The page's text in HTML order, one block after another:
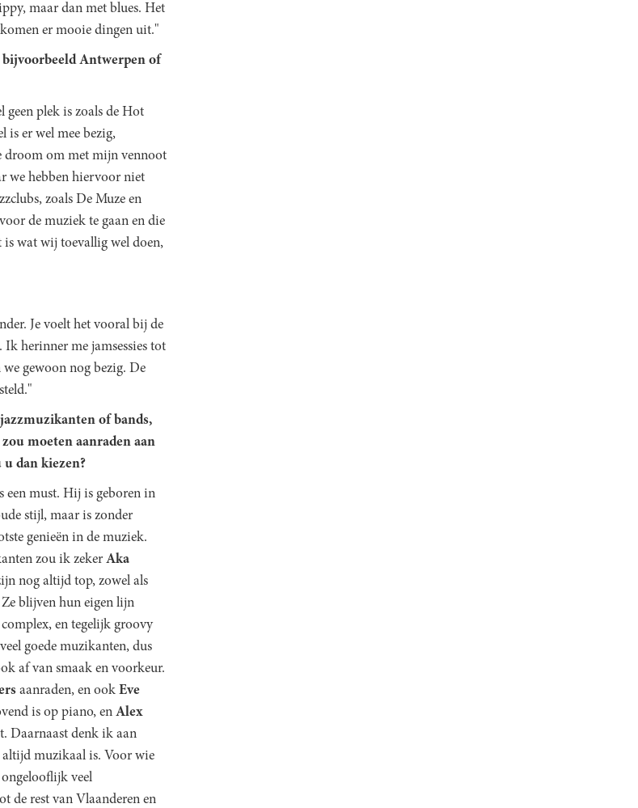
maar dan met blues. Het
er mooie dingen uit."
bijvoorbeeld Antwerpen of
plek is zoals de Hot
is er wel mee bezig,
droom om met mijn vennoot
we hebben hiervoor niet
zoals De Muze en
de muziek te gaan en die
is wat wij toevallig wel doen,
Je voelt het vooral bij de
herinner me jamsessies tot
gewoon nog bezig. De
of bands,
moeten aanraden aan
dan kiezen?
een must. Hij is geboren in
stijl, maar is zonder
genieën in de muziek.
zou ik zeker Aka
nog altijd top, zowel als
blijven hun eigen lijn
en tegelijk groovy
goede muzikanten, dus
af van smaak en voorkeur.
aanraden, en ook Eve
is op piano, en Alex
Daarnaast denk ik aan
altijd muzikaal is. Voor wie
veel
de rest van Vlaanderen en